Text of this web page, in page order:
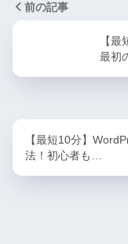
前の記事
【
最初
【最短10分】
法！初心者も…